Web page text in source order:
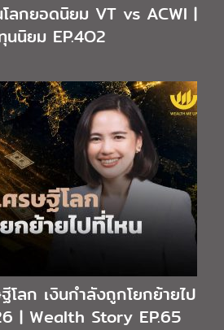
ลกยอดนิยม VT vs ACWI |
นนิยม EP.4O2
โลก เงินกำลังถูกโยกย้ายไป
| Wealth Story EP.65